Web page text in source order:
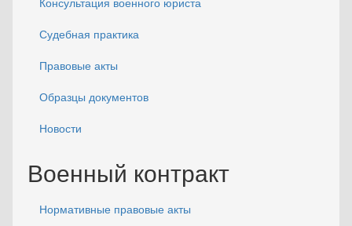
Судебная практика
Правовые акты
Образцы документов
Новости
Военный контракт
Нормативные правовые акты